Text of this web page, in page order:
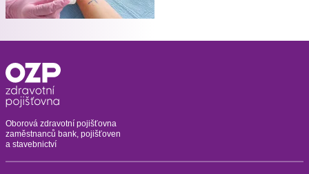
Oborová zdravotní pojišťovna
zaměstnanců bank, pojišťoven
a stavebnictví